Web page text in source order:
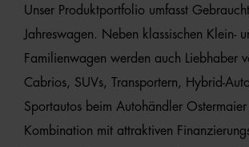
Unser Produktportfolio umfasst
Jahreswagen. Neben klassischen Klein-
Familienwagen werden auch Liebhaber
Cabrios, SUVs, Transportern, Hybrid-
Sportautos beim Autohändler
Kombination mit attraktiven